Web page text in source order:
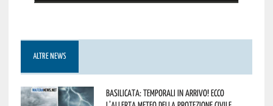
ALTRE NEWS
Basilicata: temporali in arrivo! Ecco